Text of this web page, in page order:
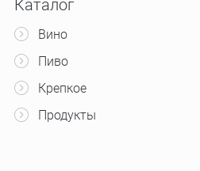
Каталог
Вино
Пиво
Крепкое
Продукты